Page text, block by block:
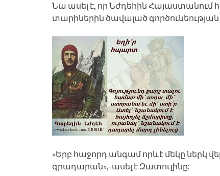
Նա ասել է, որ Նժդեհին
տարիներին ծավալած
«Երբ հաջորդ անգամ որևէ մեկը ներկ
գրադարան»,-ասել է Զատուլինը: